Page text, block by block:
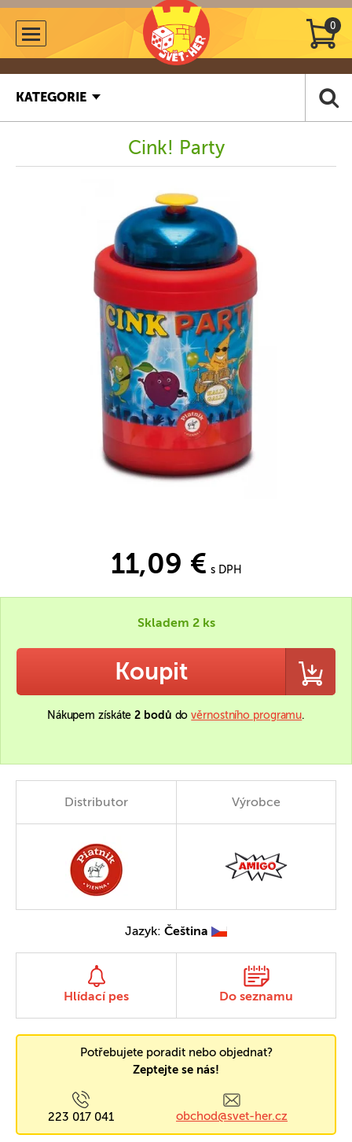
0
KATEGORIE
Cink! Party
11,09 € s DPH
Skladem 2 ks
Koupit
Nákupem získáte2 bodů dověrnostního programu.
Distributor Výrobce
Jazyk: Čeština
Hlídací pes Do seznamu
Potřebujete poradit nebo objednat?
Zeptejte se nás!
223 017 041 obchod@svet-her.cz